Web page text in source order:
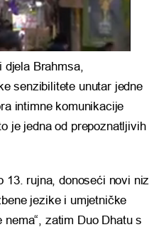
Brahmsa,
senzibilitete unutar jedne
intimne komunikacije
je jedna od prepoznatljivih
13. rujna, donoseći novi niz
jezike i umjetničke
zatim Duo Dhatu s